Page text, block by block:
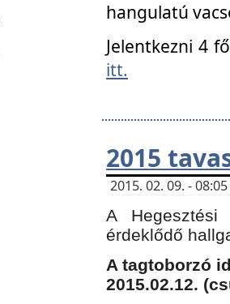
hangulatú
Jelentkezni 4
itt.
2015
2015. 02. 09. -
A
érdeklődő
A tagtoborzó
2015.02.12.